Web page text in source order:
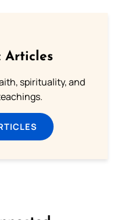
Articles
spirituality, and